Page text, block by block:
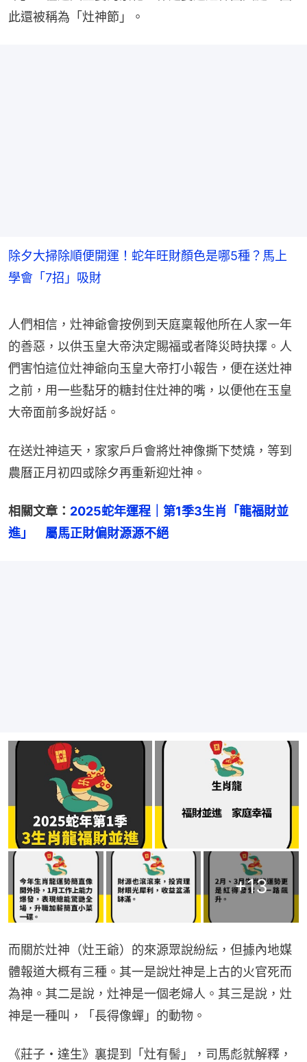
此還被稱為「灶神節」。
除夕大掃除順便開運！蛇年旺財顏色是哪5種？馬上
學會「7招」吸財
人們相信，灶神爺會按例到天庭稟報他所在人家一年
的善惡，以供玉皇大帝決定賜福或者降災時抉擇。人
們害怕這位灶神爺向玉皇大帝打小報告，便在送灶神
之前，用一些黏牙的糖封住灶神的嘴，以便他在玉皇
大帝面前多說好話。
在送灶神這天，家家戶戶會將灶神像撕下焚燒，等到
農曆正月初四或除夕再重新迎灶神。
相關文章： 2025蛇年運程｜第1季3生肖「龍福財並
進」　屬馬正財偏財源源不絕
+13
而關於灶神（灶王爺）的來源眾說紛紜，但據內地媒
體報道大概有三種。其一是說灶神是上古的火官死而
為神。其二是說，灶神是一個老婦人。其三是說，灶
神是一種叫，「長得像蟬」的動物。
《莊子・達生》裏提到「灶有髻」，司馬彪就解釋，